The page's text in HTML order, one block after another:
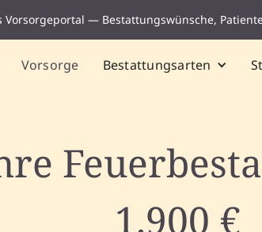
Vorsorgeportal — Bestattungswünsche,
Vorsorge Bestattungsarten
1.900 €